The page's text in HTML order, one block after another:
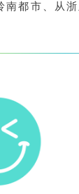
都市、从